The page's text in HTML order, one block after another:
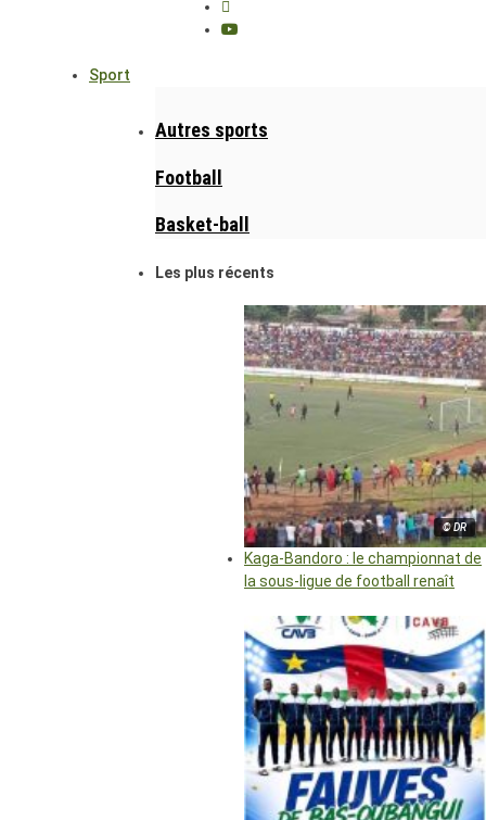
Sport
Autres sports
Football
Basket-ball
Les plus récents
© DR
Kaga-Bandoro : le championnat de
la sous-ligue de football renaît